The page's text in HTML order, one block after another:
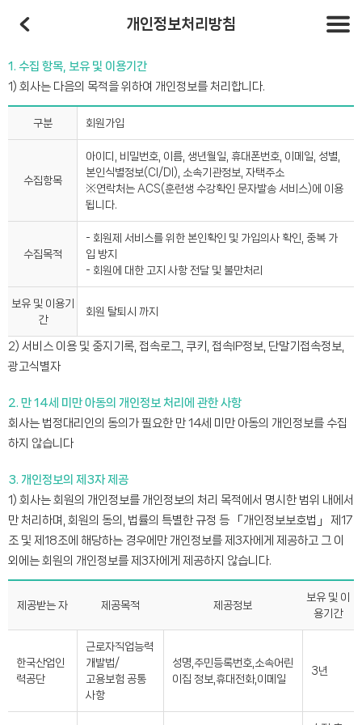
개인정보처리방침
1. 수집 항목, 보유 및 이용기간
1) 회사는 다음의 목적을 위하여 개인정보를 처리합니다.
구분 회원가입
수집항목
아이디, 비밀번호, 이름, 생년월일, 휴대폰번호, 이메일, 성별,
본인식별정보(CI/DI), 소속기관정보, 자택주소
※연락처는 ACS(훈련생 수강확인 문자발송 서비스)에 이용
됩니다.
수집목적
- 회원제 서비스를 위한 본인확인 및 가입의사 확인, 중복 가
입 방지
- 회원에 대한 고지 사항 전달 및 불만처리
보유 및 이용기
간
회원 탈퇴시 까지
2) 서비스 이용 및 중지기록, 접속로그, 쿠키, 접속IP정보, 단말기접속정보,
광고식별자
2. 만 14세 미만 아동의 개인정보 처리에 관한 사항
회사는 법정대리인의 동의가 필요한 만 14세 미만 아동의 개인정보를 수집
하지 않습니다
3. 개인정보의 제3자 제공
1) 회사는 회원의 개인정보를 개인정보의 처리 목적에서 명시한 범위 내에서
만 처리하며, 회원의 동의, 법률의 특별한 규정 등 「개인정보보호법」 제17
조 및 제18조에 해당하는 경우에만 개인정보를 제3자에게 제공하고 그 이
외에는 회원의 개인정보를 제3자에게 제공하지 않습니다.
제공받는 자 제공목적 제공정보
보유 및 이
용기간
한국산업인
력공단
근로자직업능력
개발법/
고용보험 공통
사항
성명,주민등록번호,소속어린
이집 정보,휴대전화,이메일
3년